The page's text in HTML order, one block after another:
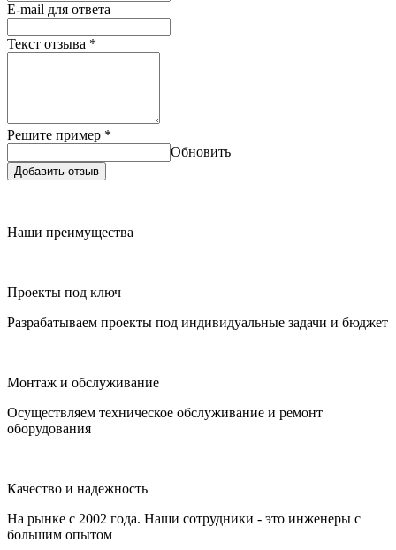
E-mail для ответа
Текст отзыва *
Решите пример *
Обновить
Добавить отзыв
Наши преимущества
Проекты под ключ
Разрабатываем проекты под индивидуальные задачи и бюджет
Монтаж и обслуживание
Осуществляем техническое обслуживание и ремонт
оборудования
Качество и надежность
На рынке с 2002 года. Наши сотрудники - это инженеры с
большим опытом